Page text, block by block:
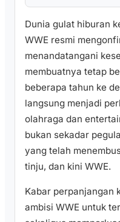
Dunia gulat hiburan
WWE resmi
menandatangani
membuatnya tetap
beberapa tahun ke
langsung menjadi
olahraga dan
bukan sekadar
yang telah
tinju, dan kini WWE.
Kabar perpanjangan
ambisi WWE untuk